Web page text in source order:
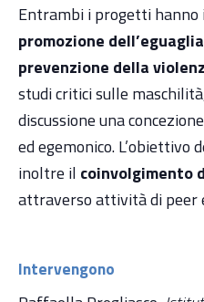
Entrambi i progetti
promozione
prevenzione della
studi critici sulle
discussione una
ed egemonico. L’obiettivo
inoltre il coinvolgimento
attraverso attività di peer
Intervengono